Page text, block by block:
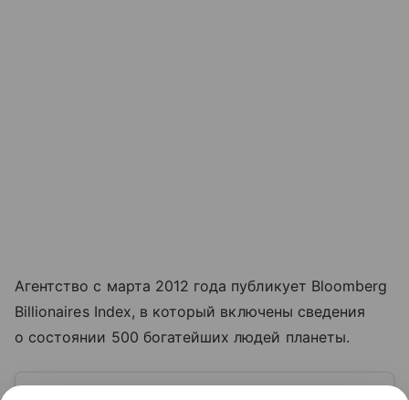
Агентство с марта 2012 года публикует Bloomberg
Billionaires Index, в который включены сведения
о состоянии 500 богатейших людей планеты.